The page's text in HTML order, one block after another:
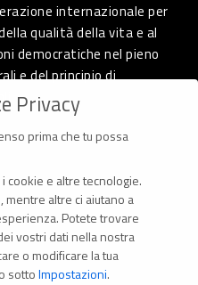
internazionale per
qualità della vita e al
democratiche nel pieno
e del principio di
(Italia)
Privacy
prima che tu possa
cookie e altre tecnologie.
altre ci aiutano a
Potete trovare
vostri dati nella nostra
o modificare la tua
sottoImpostazioni.